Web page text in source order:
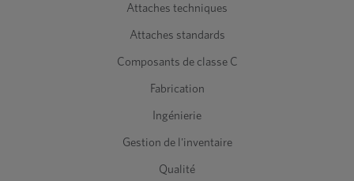
Attaches techniques
Attaches standards
Composants de classe C
Fabrication
Ingénierie
Gestion de l'inventaire
Qualité